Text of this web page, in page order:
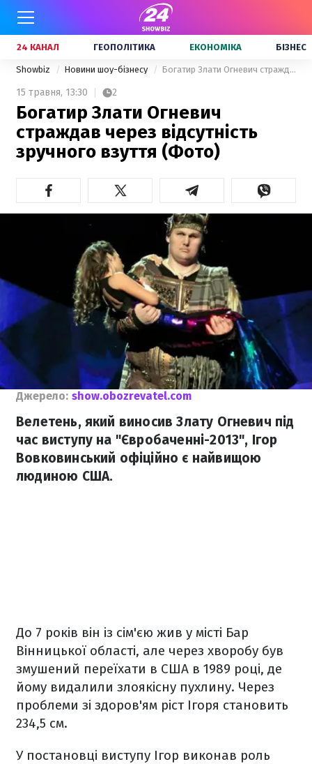
24 КАНАЛ ГЕОПОЛІТИКА ЕКОНОМІКА БІЗНЕС
Showbiz Новини шоу-бізнесу Богатир Злати Огневич страждав через відсутність зручного взуття (Фото)
15 травня, 13:30 2
Богатир Злати Огневич
страждав через відсутність
зручного взуття (Фото)
Джерело: show.obozrevatel.com
Велетень, який виносив Злату Огневич під
час виступу на "Євробаченні-2013", Ігор
Вовковинський офіційно є найвищою
людиною США.
До 7 років він із сім'єю жив у місті Бар
Вінницької області, але через хворобу був
змушений переїхати в США в 1989 році, де
йому видалили злоякісну пухлину. Через
проблеми зі здоров'ям ріст Ігоря становить
234,5 см.
У постановці виступу Ігор виконав роль